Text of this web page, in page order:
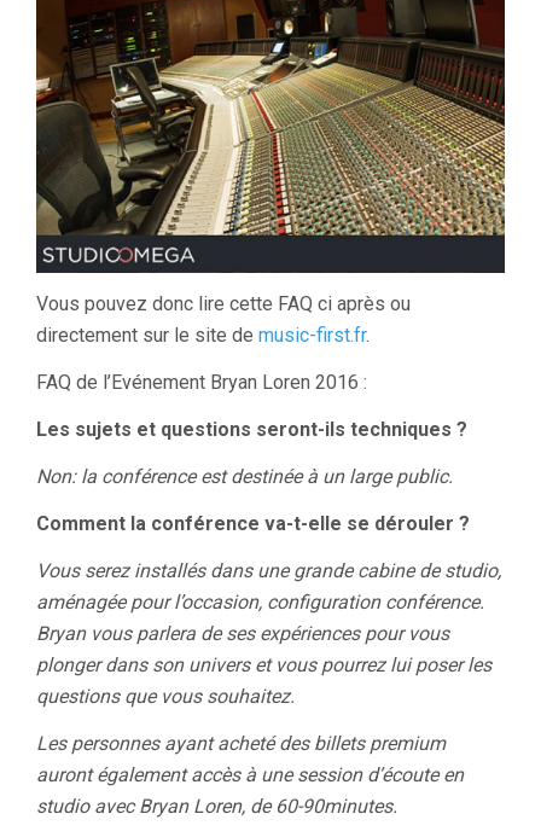
Vous pouvez donc lire cette FAQ ci après ou
directement sur le site de music-first.fr.
FAQ de l’Evénement Bryan Loren 2016 :
Les sujets et questions seront-ils techniques ?
Non: la conférence est destinée à un large public.
Comment la conférence va-t-elle se dérouler ?
Vous serez installés dans une grande cabine de studio,
aménagée pour l’occasion, configuration conférence.
Bryan vous parlera de ses expériences pour vous
plonger dans son univers et vous pourrez lui poser les
questions que vous souhaitez.
Les personnes ayant acheté des billets premium
auront également accès à une session d’écoute en
studio avec Bryan Loren, de 60-90minutes.